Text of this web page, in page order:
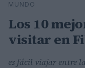
Buscar
MUNDO
Los 10
visitar en
es fácil viajar entre